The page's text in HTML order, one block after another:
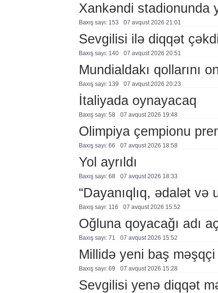
Xankəndi stadionunda
Baxış sayı: 153 07 avqust 2026 21:01
Sevgilisi ilə diqqət
Baxış sayı: 140 07 avqust 2026 20:51
Mundialdakı qollarını
Baxış sayı: 139 07 avqust 2026 20:23
İtaliyada oynayacaq
Baxış sayı: 58 07 avqust 2026 19:48
Olimpiya çempionu
Baxış sayı: 66 07 avqust 2026 18:58
Yol ayrıldı
Baxış sayı: 68 07 avqust 2026 18:33
“Dayanıqlıq, ədalət
Baxış sayı: 116 07 avqust 2026 15:52
Oğluna qoyacağı adı
Baxış sayı: 71 07 avqust 2026 15:52
Millidə yeni baş məşqçi
Baxış sayı: 69 07 avqust 2026 15:28
Sevgilisi yenə diqqət